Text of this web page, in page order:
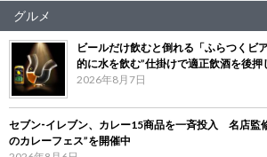
グルメ
ビールだけ飲むと倒れる「ふらつく
的に水を飲む”仕掛けで適正飲酒を後押
2026年8月7日
セブン‐イレブン、カレー15商品を一斉投入 名店監
のカレーフェス”を開催中